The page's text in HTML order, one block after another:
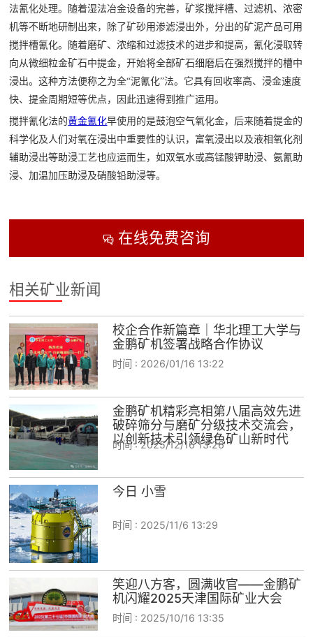
法氰化处理。随着湿法冶金设备的完善，矿浆搅拌槽、过滤机、浓密
机等不断地研制出来，除了矿砂用渗滤浸出外，分出的矿泥产品可用
搅拌槽氰化。随着磨矿、浓缩和过滤技术的进步和提高，氰化浸取转
向从微细粒金矿石中提金，开始将全部矿石细磨后在强烈搅拌的槽中
浸出。这种方法便称之为全“泥氰化”法。它具有回收率高、浸金速度
快、提金周期短等优点，因此迅速得到推广运用。
搅拌氰化法的黄金氰化早使用的是鼓泡空气氧化金，后来随着提金的
科学化及人们对氧在浸出中重要性的认识，富氧浸出以及液相氧化剂
辅助浸出等助浸工艺也应运而生，如双氧水或高锰酸钾助浸、氨氰助
浸、加温加压助浸及硝酸铅助浸等。
在线免费咨询
相关矿业新闻
校企合作新篇章｜华北理工大学与
金鹏矿机签署战略合作协议
时间 : 2026/01/16 13:22
金鹏矿机精彩亮相第八届高效先进
破碎筛分与磨矿分级技术交流会，
以创新技术引领绿色矿山新时代
时间 :2025/12/16 13:26
今日 小雪
时间 : 2025/11/6 13:29
笑迎八方客，圆满收官——金鹏矿
机闪耀2025天津国际矿业大会
时间 : 2025/10/16 13:35